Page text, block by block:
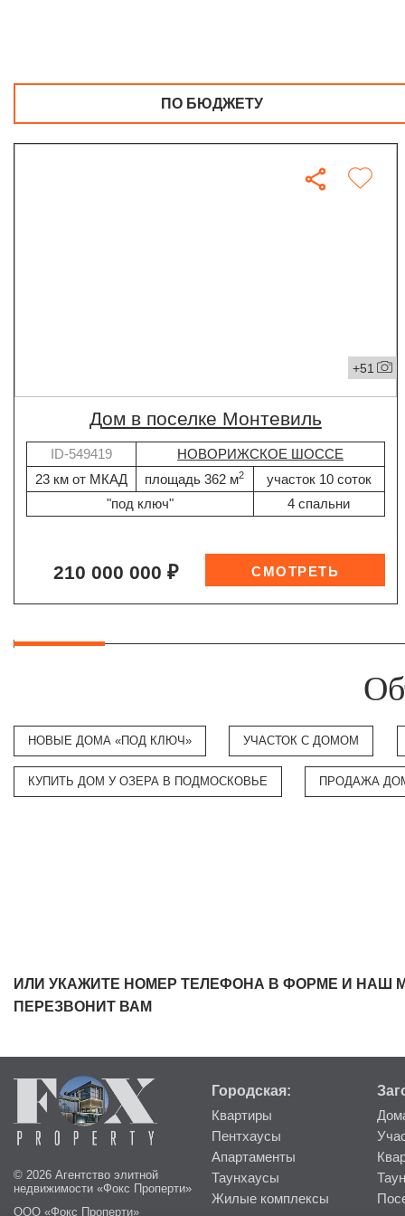
ПО БЮДЖЕТУ
+51
дом в поселке Монтевиль
ID-549419
НОВОРИЖСКОЕ ШОССЕ
23 км от МКАД
площадь 362 м2
участок 10 соток
"под ключ"
4 спальни
210 000 000 ₽
НОВЫЕ ДОМА «ПОД КЛЮЧ» УЧАСТОК С ДОМОМ
КУПИТЬ ДОМ У ОЗЕРА В ПОДМОСКОВЬЕ ПРОДАЖА
ИЛИ УКАЖИТЕ НОМЕР ТЕЛЕФОНА В ФОРМЕ И НАШ
ПЕРЕЗВОНИТ ВАМ
© 2026 Агентство элитной
недвижимости «Фокс Проперти»
ООО «Фокс Проперти»
Городская:
Квартиры
Пентхаусы
Апартаменты
Таунхаусы
Жилые комплексы